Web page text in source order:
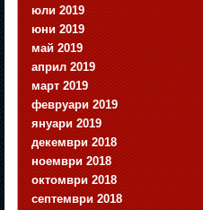
юли 2019
юни 2019
май 2019
април 2019
март 2019
февруари 2019
януари 2019
декември 2018
ноември 2018
октомври 2018
септември 2018